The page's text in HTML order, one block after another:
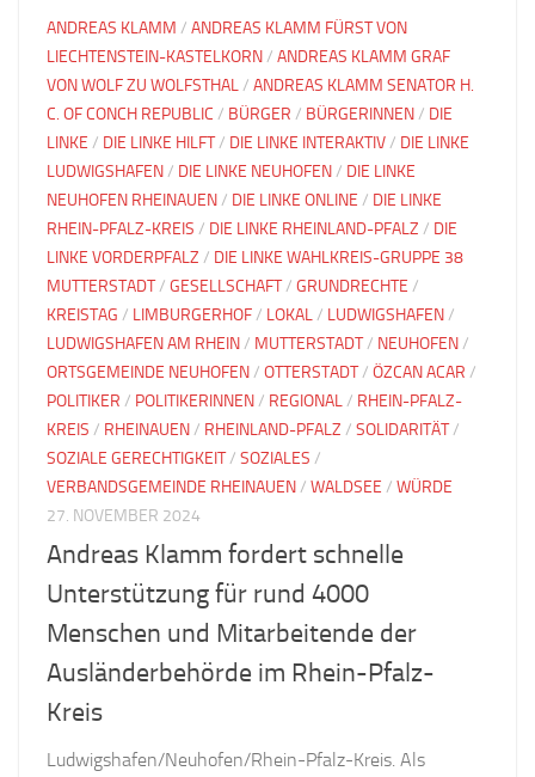
ANDREAS KLAMM / ANDREAS KLAMM FÜRST VON
LIECHTENSTEIN-KASTELKORN/ ANDREAS KLAMM GRAF
VON WOLF ZU WOLFSTHAL/ ANDREAS KLAMM SENATOR H.
C. OF CONCH REPUBLIC / BÜRGER / BÜRGERINNEN/ DIE
LINKE / DIE LINKE HILFT/ DIE LINKE INTERAKTIV/ DIE LINKE
LUDWIGSHAFEN/ DIE LINKE NEUHOFEN/ DIE LINKE
NEUHOFEN RHEINAUEN/ DIE LINKE ONLINE / DIE LINKE
RHEIN-PFALZ-KREIS / DIE LINKE RHEINLAND-PFALZ / DIE
LINKE VORDERPFALZ / DIE LINKE WAHLKREIS-GRUPPE 38
MUTTERSTADT/ GESELLSCHAFT/ GRUNDRECHTE /
KREISTAG / LIMBURGERHOF/ LOKAL/ LUDWIGSHAFEN/
LUDWIGSHAFEN AM RHEIN/ MUTTERSTADT/ NEUHOFEN/
ORTSGEMEINDE NEUHOFEN/ OTTERSTADT/ ÖZCAN ACAR /
POLITIKER / POLITIKERINNEN/ REGIONAL/ RHEIN-PFALZ-
KREIS / RHEINAUEN/ RHEINLAND-PFALZ / SOLIDARITÄT/
SOZIALE GERECHTIGKEIT/ SOZIALES /
VERBANDSGEMEINDE RHEINAUEN/ WALDSEE / WÜRDE
27. NOVEMBER 2024
Andreas Klamm fordert schnelle
Unterstützung für rund 4000
Menschen und Mitarbeitende der
Ausländerbehörde im Rhein-Pfalz-
Kreis
Ludwigshafen/Neuhofen/Rhein-Pfalz-Kreis. Als